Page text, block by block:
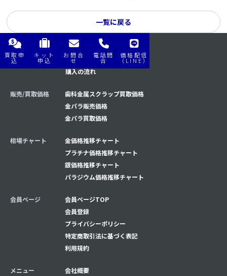
一覧に戻る
買取申
込
キット
申込
お問合
せ
電話問
合
価格配信
（LINE）
購入/買取の流れ
買取の流れ
購入の流れ
販売/買取価格
歯科金属スクラップ買取価格
金パラ販売価格
金パラ買取価格
相場チャート
金価格推移チャート
プラチナ価格推移チャート
銀価格推移チャート
パラジウム価格推移チャート
会員ページ
会員ページTOP
会員登録
プライバシーポリシー
特定商取引法に基づく表記
利用規約
メニュー
会社概要